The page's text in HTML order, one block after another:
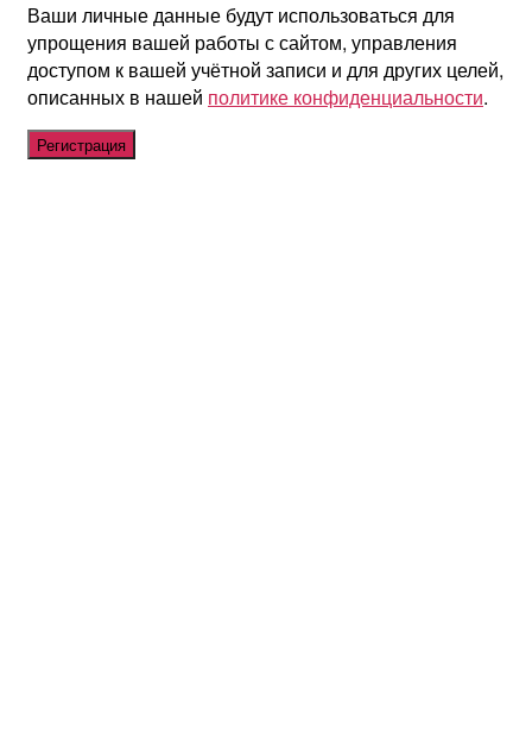
Ваши личные данные будут использоваться для
упрощения вашей работы с сайтом, управления
доступом к вашей учётной записи и для других целей,
описанных в нашей политике конфиденциальности.
Регистрация